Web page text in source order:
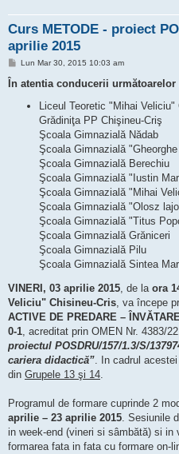
Curs METODE - proiect
aprilie 2015
M
s
Lun Mar 30, 2015 10:03 am
În atentia conducerii
Liceul Teoretic "Mihai Veliciu"
Grădiniţa PP Chişineu-Criş
Şcoala Gimnazială Nădab
Şcoala Gimnazială
Şcoala Gimnazială Berechiu
Şcoala Gimnazială "Iustin
Şcoala Gimnazială "Mihai
Şcoala Gimnazială "Olosz
Şcoala Gimnazială "Titus
Şcoala Gimnazială Grăniceri
Şcoala Gimnazială Pilu
Şcoala Gimnazială Sintea
VINERI, 03 aprilie 2015, de la ora
Veliciu" Chisineu-Cris, va începe
ACTIVE DE PREDARE –
0-1, acreditat prin OMEN Nr. 4383/
proiectul POSDRU/157/1.3/S/
cariera didactică”. In cadrul
din Grupele 13 şi 14.
Programul de formare cuprinde 2
aprilie – 23 aprilie 2015. Sesiunile
in week-end (vineri si sâmbătă) si in
formarea fata in fata cu formare on-